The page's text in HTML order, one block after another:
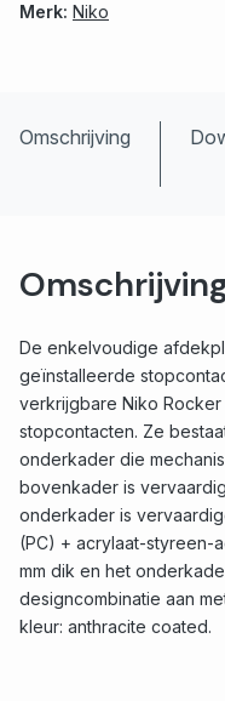
Merk: Niko
Omschrijving
De enkelvoudige
geïnstalleerde
verkrijgbare Niko
stopcontacten. Ze
onderkader die
bovenkader is
onderkader is
(PC) + acrylaat-styreen-
mm dik en het
designcombinatie aan
kleur: anthracite coated.